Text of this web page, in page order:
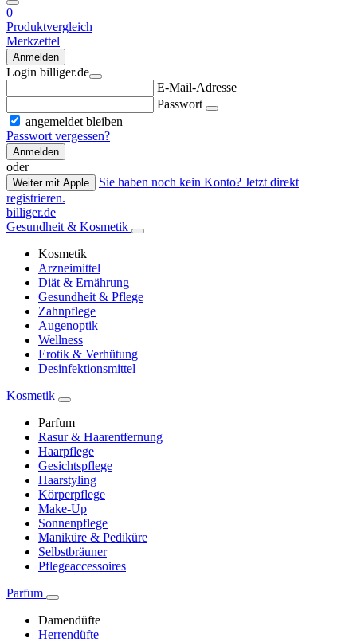
0
Produktvergleich
Merkzettel
Anmelden
Login billiger.de
E-Mail-Adresse
Passwort
angemeldet bleiben
Passwort vergessen?
Anmelden
oder
Weiter mit Apple
Sie haben noch kein Konto? Jetzt direkt
registrieren.
billiger.de
Gesundheit & Kosmetik
Kosmetik
Arzneimittel
Diät & Ernährung
Gesundheit & Pflege
Zahnpflege
Augenoptik
Wellness
Erotik & Verhütung
Desinfektionsmittel
Kosmetik
Parfum
Rasur & Haarentfernung
Haarpflege
Gesichtspflege
Haarstyling
Körperpflege
Make-Up
Sonnenpflege
Maniküre & Pediküre
Selbstbräuner
Pflegeaccessoires
Parfum
Damendüfte
Herrendüfte